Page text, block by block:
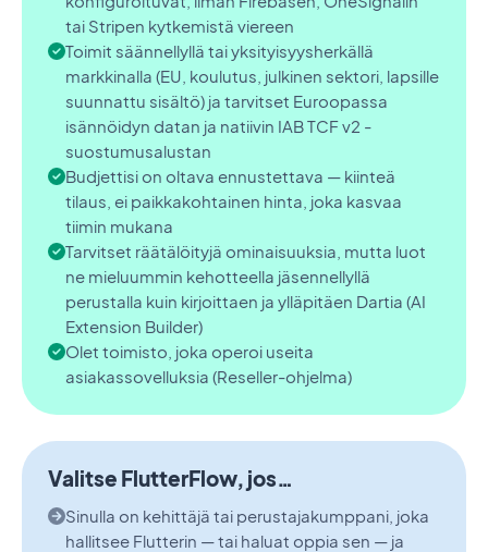
tai Stripen kytkemistä viereen
Toimit säännellyllä tai yksityisyysherkällä
markkinalla (EU, koulutus, julkinen sektori, lapsille
suunnattu sisältö) ja tarvitset Euroopassa
isännöidyn datan ja natiivin IAB TCF v2 -
suostumusalustan
Budjettisi on oltava ennustettava — kiinteä
tilaus, ei paikkakohtainen hinta, joka kasvaa
tiimin mukana
Tarvitset räätälöityjä ominaisuuksia, mutta luot
ne mieluummin kehotteella jäsennellyllä
perustalla kuin kirjoittaen ja ylläpitäen Dartia (AI
Extension Builder)
Olet toimisto, joka operoi useita
asiakassovelluksia (Reseller-ohjelma)
Valitse FlutterFlow, jos…
Sinulla on kehittäjä tai perustajakumppani, joka
hallitsee Flutterin — tai haluat oppia sen — ja